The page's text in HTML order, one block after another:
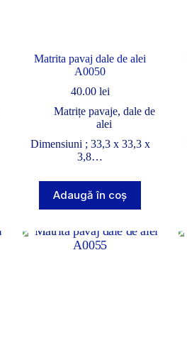
Matrita pavaj dale de alei
A0050
40.00 lei
Matrițe pavaje, dale de
alei
Dimensiuni ; 33,3 x 33,3 x
3,8…
Adaugă în coș